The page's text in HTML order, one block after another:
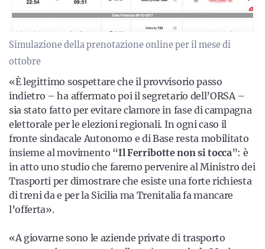
Simulazione della prenotazione online per il mese di
ottobre
«È legittimo sospettare che il provvisorio passo
indietro – ha affermato poi il segretario dell’ORSA –
sia stato fatto per evitare clamore in fase di campagna
elettorale per le elezioni regionali. In ogni caso il
fronte sindacale Autonomo e di Base resta mobilitato
insieme al movimento “Il Ferribotte non si tocca”: è
in atto uno studio che faremo pervenire al Ministro dei
Trasporti per dimostrare che esiste una forte richiesta
di treni da e per la Sicilia ma Trenitalia fa mancare
l’offerta».
«A giovarne sono le aziende private di trasporto